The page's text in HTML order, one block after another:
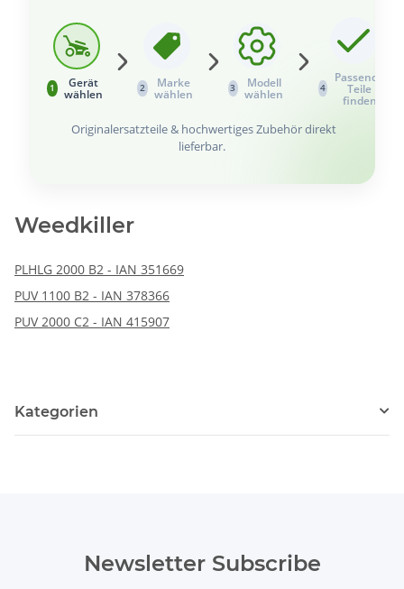
1
Gerät
wählen
2
Marke
wählen
3
Modell
wählen
4
Passende
Teile
finden
Originalersatzteile & hochwertiges Zubehör direkt
lieferbar.
Weedkiller
PLHLG 2000 B2 - IAN 351669
PUV 1100 B2 - IAN 378366
PUV 2000 C2 - IAN 415907
Kategorien
Newsletter Subscribe